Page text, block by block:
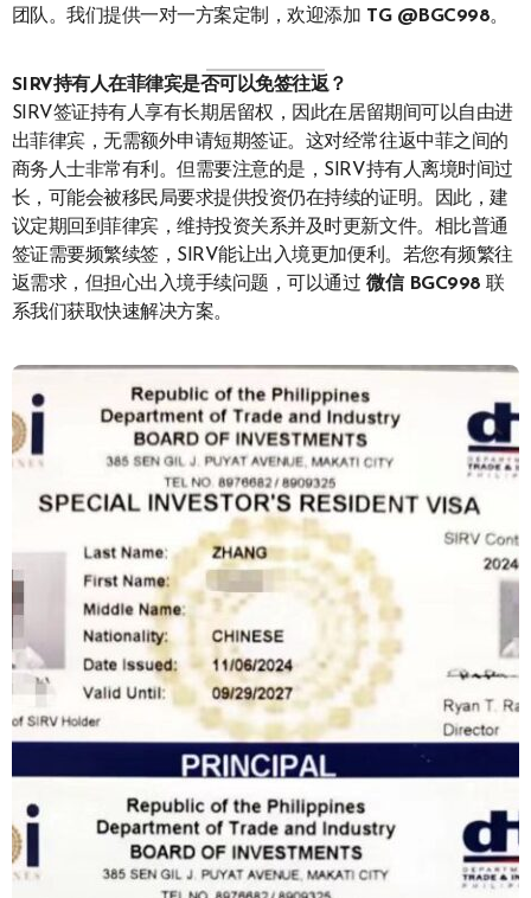
团队。我们提供一对一方案定制，欢迎添加 TG @BGC998。
SIRV持有人在菲律宾是否可以免签往返？
SIRV签证持有人享有长期居留权，因此在居留期间可以自由进
出菲律宾，无需额外申请短期签证。这对经常往返中菲之间的
商务人士非常有利。但需要注意的是，SIRV持有人离境时间过
长，可能会被移民局要求提供投资仍在持续的证明。因此，建
议定期回到菲律宾，维持投资关系并及时更新文件。相比普通
签证需要频繁续签，SIRV能让出入境更加便利。若您有频繁往
返需求，但担心出入境手续问题，可以通过 微信 BGC998 联
系我们获取快速解决方案。